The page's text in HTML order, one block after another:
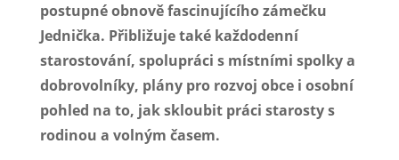
postupné obnově fascinujícího zámečku
Jednička. Přibližuje také každodenní
starostování, spolupráci s místními spolky a
dobrovolníky, plány pro rozvoj obce i osobní
pohled na to, jak skloubit práci starosty s
rodinou a volným časem.